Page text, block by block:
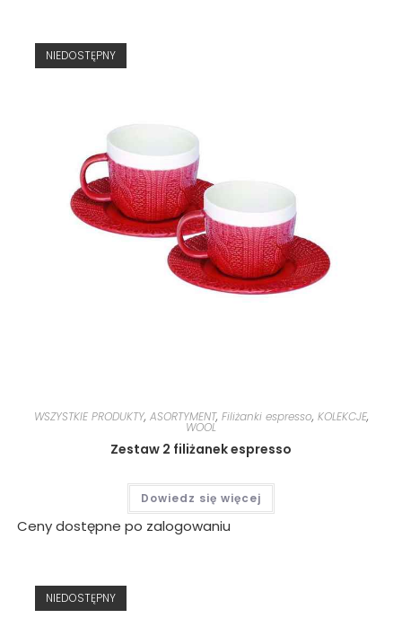
NIEDOSTĘPNY
WSZYSTKIE PRODUKTY, ASORTYMENT, Filiżanki espresso, KOLEKCJE,
WOOL
Zestaw 2 filiżanek espresso
Dowiedz się więcej
Ceny dostępne po zalogowaniu
NIEDOSTĘPNY